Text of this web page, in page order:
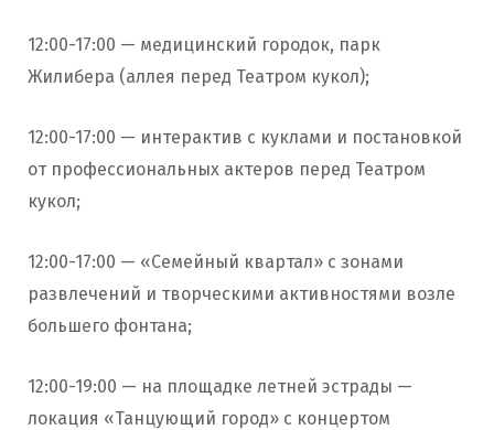
12:00-17:00 — медицинский городок, парк
Жилибера (аллея перед Театром кукол);
12:00-17:00 — интерактив с куклами и постановкой
от профессиональных актеров перед Театром
кукол;
12:00-17:00 — «Семейный квартал» с зонами
развлечений и творческими активностями возле
большего фонтана;
12:00-19:00 — на площадке летней эстрады —
локация «Танцующий город» с концертом